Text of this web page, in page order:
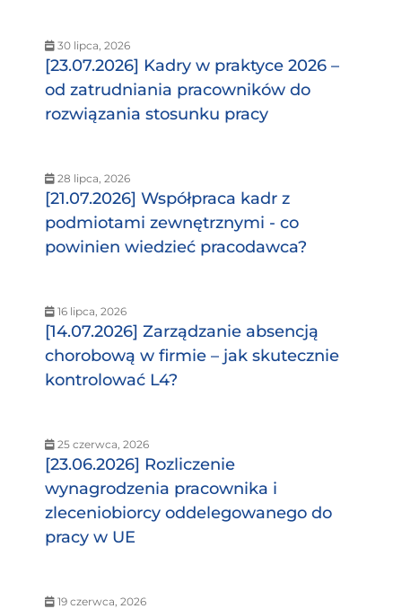
30 lipca, 2026
[23.07.2026] Kadry w praktyce 2026 –
od zatrudniania pracowników do
rozwiązania stosunku pracy
28 lipca, 2026
[21.07.2026] Współpraca kadr z
podmiotami zewnętrznymi - co
powinien wiedzieć pracodawca?
16 lipca, 2026
[14.07.2026] Zarządzanie absencją
chorobową w firmie – jak skutecznie
kontrolować L4?
25 czerwca, 2026
[23.06.2026] Rozliczenie
wynagrodzenia pracownika i
zleceniobiorcy oddelegowanego do
pracy w UE
19 czerwca, 2026